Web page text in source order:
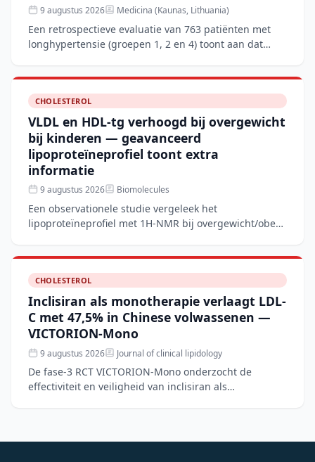
9 augustus 2026 Medicina (Kaunas, Lithuania)
Een retrospectieve evaluatie van 763 patiënten met
longhypertensie (groepen 1, 2 en 4) toont aan dat
CHOLESTEROL
VLDL en HDL-tg verhoogd bij overgewicht
bij kinderen — geavanceerd
lipoproteïneprofiel toont extra
informatie
9 augustus 2026 Biomolecules
Een observationele studie vergeleek het
lipoproteïneprofiel met 1H-NMR bij overgewicht/obese
CHOLESTEROL
Inclisiran als monotherapie verlaagt LDL-
C met 47,5% in Chinese volwassenen —
VICTORION-Mono
9 augustus 2026 Journal of clinical lipidology
De fase-3 RCT VICTORION-Mono onderzocht de
effectiviteit en veiligheid van inclisiran als